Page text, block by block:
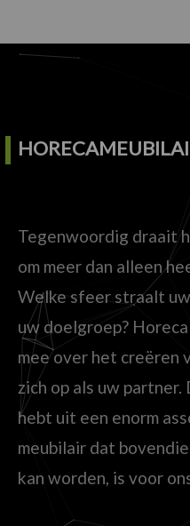
Tegenwoordig draait
om meer dan alleen
Welke sfeer straalt
uw doelgroep?
mee over het creëren
zich op als uw
hebt uit een enorm
meubilair dat
kan worden, is voor